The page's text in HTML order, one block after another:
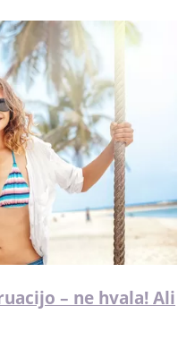
– ne hvala! Ali